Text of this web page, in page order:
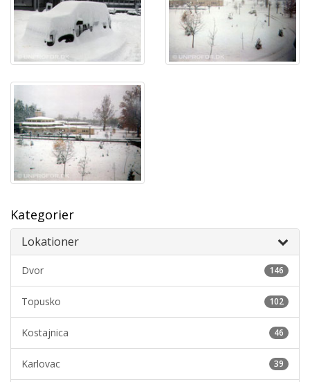
Kategorier
Lokationer
146
Dvor
102
Topusko
46
Kostajnica
39
Karlovac